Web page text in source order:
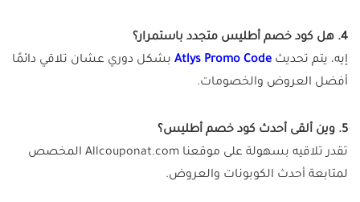
4. هل كود خصم أطليس متجدد باستمرار؟
إيه، يتم تحديث Atlys Promo Code بشكل دوري عشان تلاقي دائمًا
أفضل العروض والخصومات.
5. وين ألقى أحدث كود خصم أطليس؟
تقدر تلاقيه بسهولة على موقعنا Allcouponat.com المخصص
لمتابعة أحدث الكوبونات والعروض.